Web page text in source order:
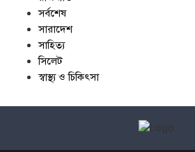
সর্বশেষ
সারাদেশ
সাহিত্য
সিলেট
স্বাস্থ্য ও চিকিৎসা